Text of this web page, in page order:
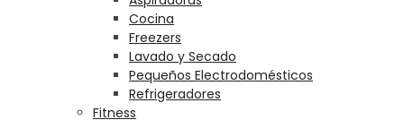
Cocina
Freezers
Lavado y Secado
Pequeños Electrodomésticos
Refrigeradores
Fitness